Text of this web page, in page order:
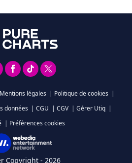
Mentions légales | Politique de cookies |
données | CGU | CGV | Gérer Utiq |
| Préférences cookies
Copyright - 2026